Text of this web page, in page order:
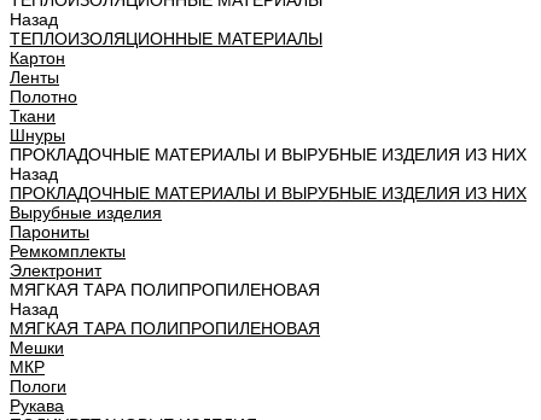
Назад
ТЕПЛОИЗОЛЯЦИОННЫЕ МАТЕРИАЛЫ
Картон
Ленты
Полотно
Ткани
Шнуры
ПРОКЛАДОЧНЫЕ МАТЕРИАЛЫ И ВЫРУБНЫЕ ИЗДЕЛИЯ ИЗ НИХ
Назад
ПРОКЛАДОЧНЫЕ МАТЕРИАЛЫ И ВЫРУБНЫЕ ИЗДЕЛИЯ ИЗ НИХ
Вырубные изделия
Парониты
Ремкомплекты
Электронит
МЯГКАЯ ТАРА ПОЛИПРОПИЛЕНОВАЯ
Назад
МЯГКАЯ ТАРА ПОЛИПРОПИЛЕНОВАЯ
Мешки
МКР
Пологи
Рукава